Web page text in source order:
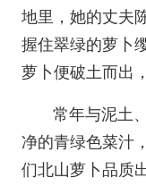
地里，她的丈夫
握住翠绿的萝卜
萝卜便破土而出
常年与泥土
净的青绿色菜汁
们北山萝卜品质